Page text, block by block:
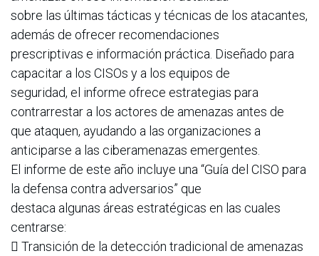
sobre las últimas tácticas y técnicas de los atacantes,
además de ofrecer recomendaciones
prescriptivas e información práctica. Diseñado para
capacitar a los CISOs y a los equipos de
seguridad, el informe ofrece estrategias para
contrarrestar a los actores de amenazas antes de
que ataquen, ayudando a las organizaciones a
anticiparse a las ciberamenazas emergentes.
El informe de este año incluye una “Guía del CISO para
la defensa contra adversarios” que
destaca algunas áreas estratégicas en las cuales
centrarse:
 Transición de la detección tradicional de amenazas